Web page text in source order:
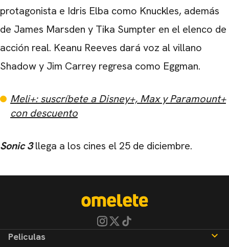
protagonista e Idris Elba como Knuckles, además
de James Marsden y Tika Sumpter en el elenco de
acción real. Keanu Reeves dará voz al villano
Shadow y Jim Carrey regresa como Eggman.
Meli+: suscríbete a Disney+, Max y Paramount+
con descuento
Sonic 3llega a los cines el 25 de diciembre.
Peliculas